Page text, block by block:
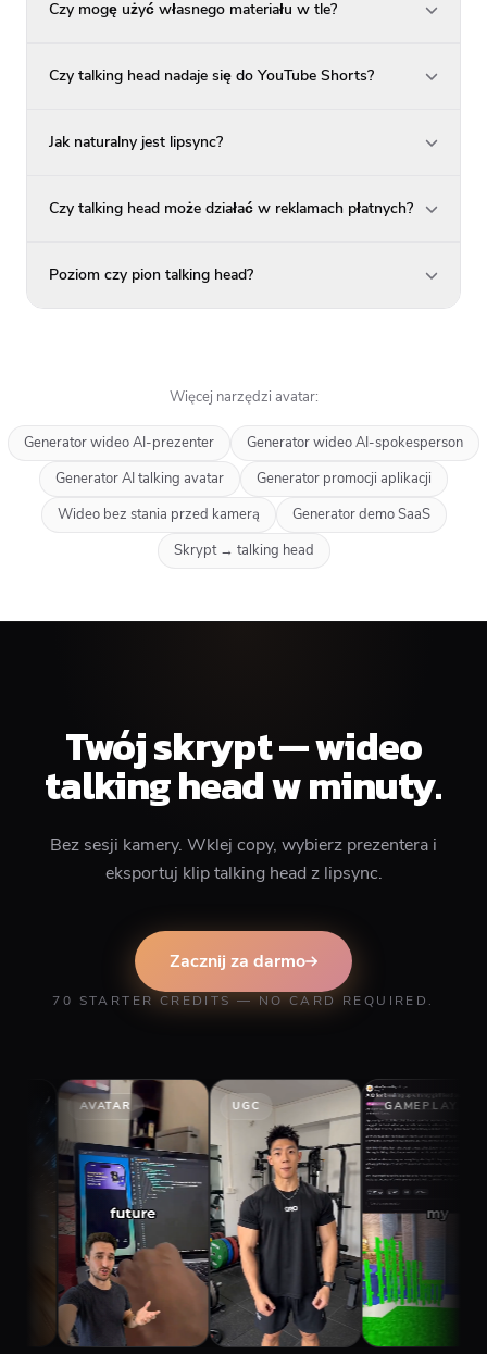
Czy mogę użyć własnego materiału w tle?
Czy talking head nadaje się do YouTube Shorts?
Jak naturalny jest lipsync?
Czy talking head może działać w reklamach płatnych?
Poziom czy pion talking head?
Więcej narzędzi avatar:
Generator wideo AI-prezenter
Generator wideo AI-spokesperson
Generator AI talking avatar
Generator promocji aplikacji
Wideo bez stania przed kamerą
Generator demo SaaS
Skrypt → talking head
Twój skrypt — wideo
talking head w minuty.
Bez sesji kamery. Wklej copy, wybierz prezentera i
eksportuj klip talking head z lipsync.
Zacznij za darmo
70 STARTER CREDITS — NO CARD REQUIRED.
AVATAR GAMEPLAY